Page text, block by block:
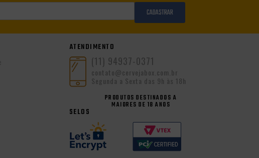
CADASTRAR
ATENDIMENTO
(11) 94937-0371
contato@cervejabox.com.br
Segunda a Sexta das 9h às 18h
PRODUTOS DESTINADOS A
MAIORES DE 18 ANOS
SELOS